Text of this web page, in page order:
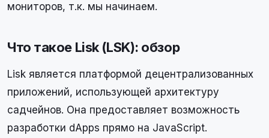
мониторов, т.к. мы начинаем.
Что такое Lisk (LSK): обзор
Lisk является платформой децентрализованных
приложений, использующей архитектуру
садчейнов. Она предоставляет возможность
разработки dApps прямо на JavaScript.